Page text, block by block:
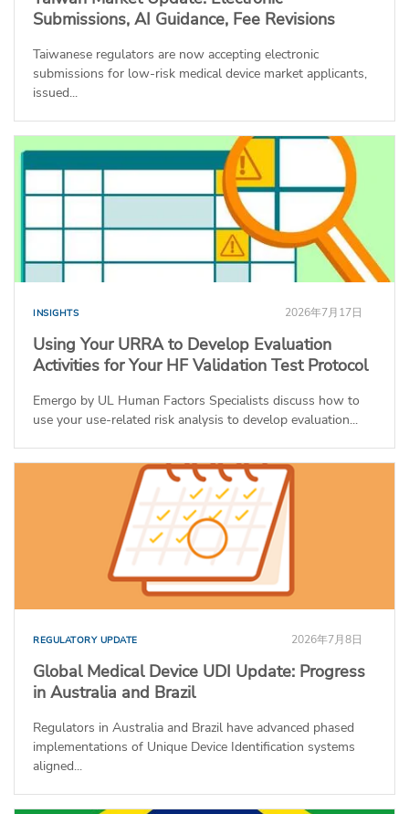
Submissions, AI Guidance, Fee Revisions
Taiwanese regulators are now accepting electronic
submissions for low-risk medical device market applicants,
issued...
INSIGHTS 2026年7月17日
Using Your URRA to Develop Evaluation
Activities for Your HF Validation Test Protocol
Emergo by UL Human Factors Specialists discuss how to
use your use-related risk analysis to develop evaluation...
REGULATORY UPDATE 2026年7月8日
Global Medical Device UDI Update: Progress
in Australia and Brazil
Regulators in Australia and Brazil have advanced phased
implementations of Unique Device Identification systems
aligned...